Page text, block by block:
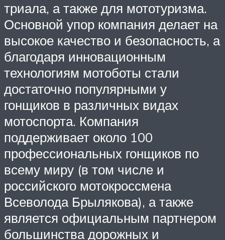
триала, а также для мототуризма.
Основной упор компания делает на
высокое качество и безопасность, а
благодаря инновационным
технологиям мотоботы стали
достаточно популярными у
гонщиков в различных видах
мотоспорта. Компания
поддерживает около 100
профессиональных гонщиков по
всему миру (в том числе и
российского мотокроссмена
Всеволода Брылякова), а также
является официальным партнером
большинства дорожных и